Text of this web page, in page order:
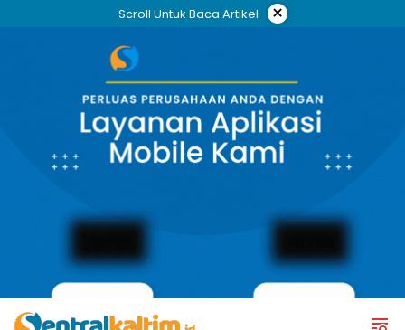
Scroll Untuk Baca Artikel ×